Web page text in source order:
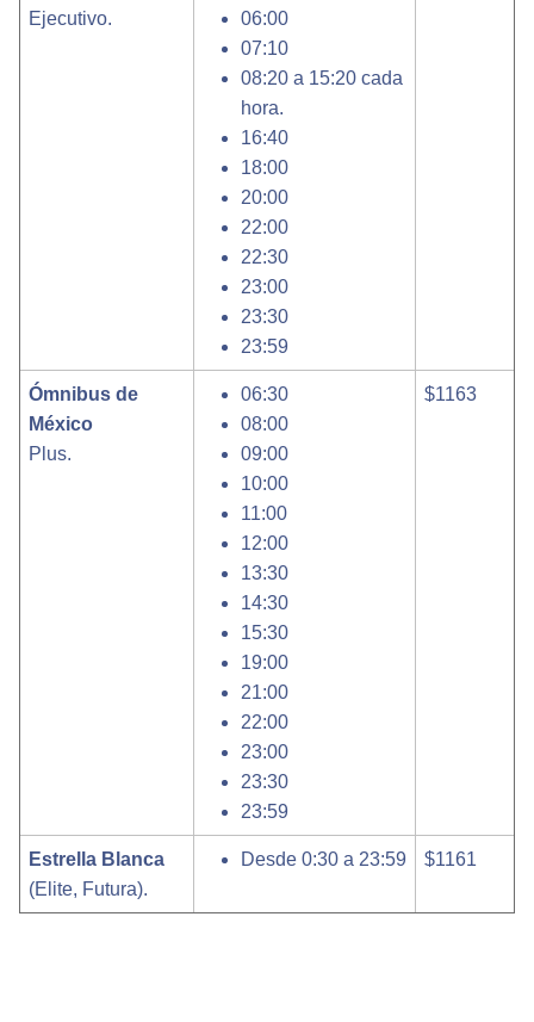
Ejecutivo.
06:00
07:10
08:20 a 15:20 cada
hora.
16:40
18:00
20:00
22:00
22:30
23:00
23:30
23:59
Ómnibus de
México
Plus.
06:30
08:00
09:00
10:00
11:00
12:00
13:30
14:30
15:30
19:00
21:00
22:00
23:00
23:30
23:59
$1163
Estrella Blanca
(Elite, Futura).
Desde 0:30 a 23:59 $1161